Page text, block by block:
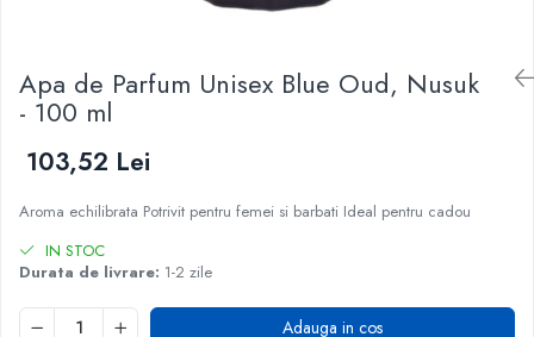
Apa de Parfum Unisex Blue Oud, Nusuk
- 100 ml
103,52 Lei
Aroma echilibrata Potrivit pentru femei si barbati Ideal pentru cadou
IN STOC
Durata de livrare: 1-2 zile
Adauga in cos